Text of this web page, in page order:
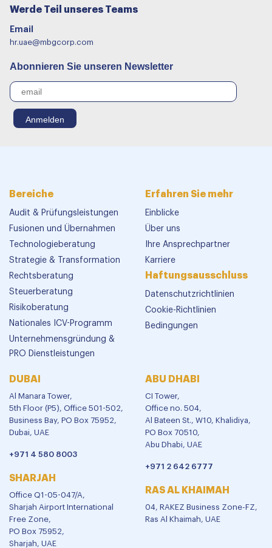
Werde Teil unseres Teams
Email
hr.uae@mbgcorp.com
Abonnieren Sie unseren Newsletter
Bereiche
Audit & Prüfungsleistungen
Fusionen und Übernahmen
Technologieberatung
Strategie & Transformation
Rechtsberatung
Steuerberatung
Risikoberatung
Nationales ICV-Programm
Unternehmensgründung &
PRO Dienstleistungen
Erfahren Sie mehr
Einblicke
Über uns
Ihre Ansprechpartner
Karriere
Haftungsausschluss
Datenschutzrichtlinien
Cookie-Richtlinien
Bedingungen
DUBAI
Al Manara Tower,
5th Floor (P5), Office 501-502,
Business Bay, PO Box 75952,
Dubai, UAE
+971 4 580 8003
SHARJAH
Office Q1-05-047/A,
Sharjah Airport International
Free Zone,
PO Box 75952,
Sharjah, UAE
ABU DHABI
CI Tower,
Office no. 504,
Al Bateen St., W10, Khalidiya,
PO Box 70510,
Abu Dhabi, UAE
+971 2 642 6777
RAS AL KHAIMAH
04, RAKEZ Business Zone-FZ,
Ras Al Khaimah, UAE